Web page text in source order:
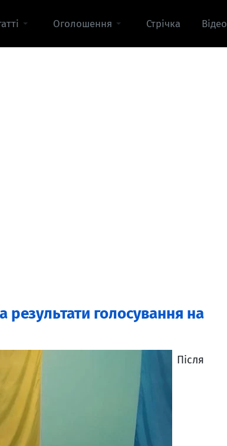
Оголошення Стрічка Відео
голосування на
Після